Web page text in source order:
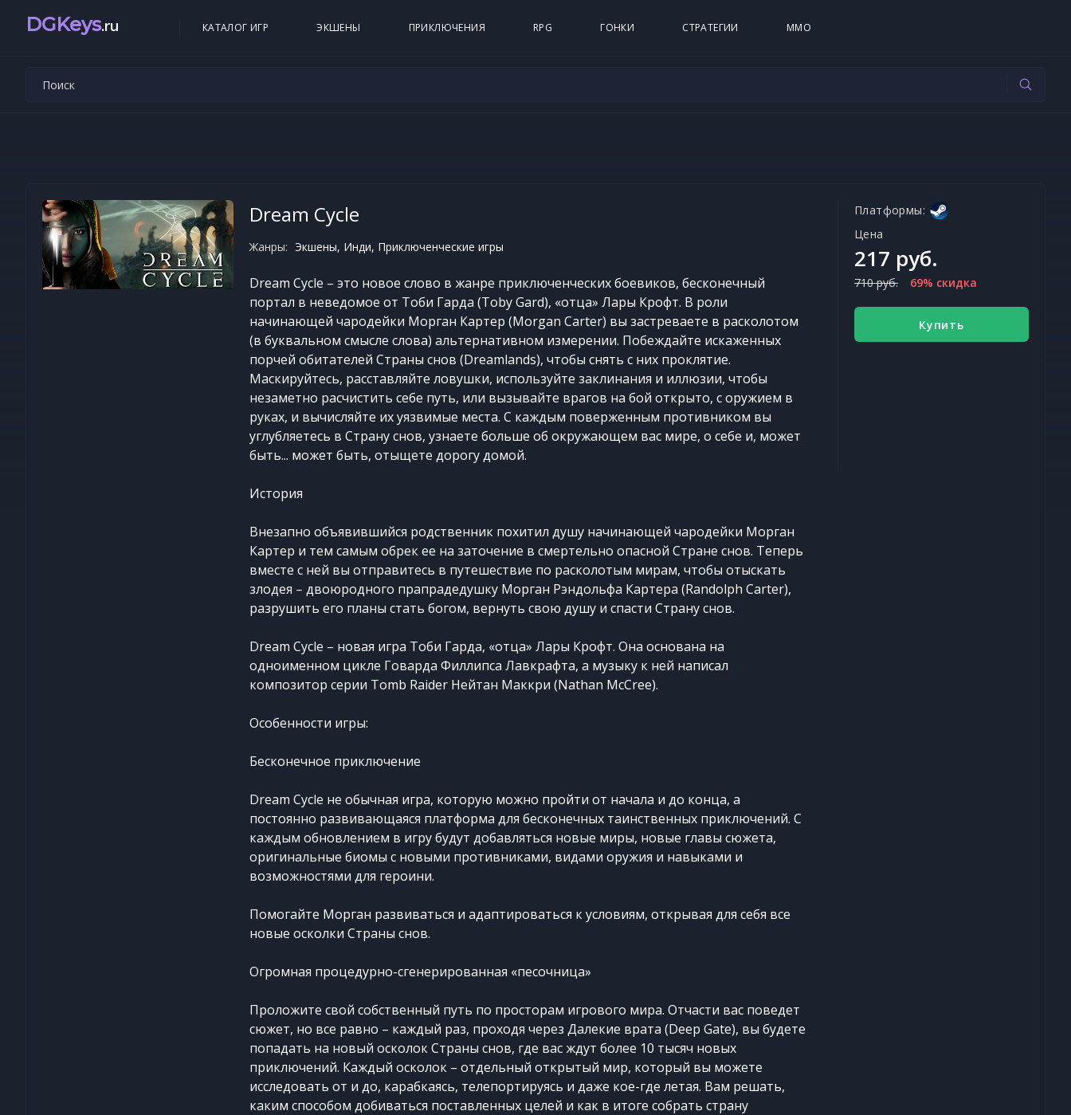
DGKeys.ru КАТАЛОГ ИГР ЭКШЕНЫ ПРИКЛЮЧЕНИЯ RPG ГОНКИ СТРАТЕГИИ MMO
Dream Cycle
Жанры: Экшены, Инди, Приключенческие игры
Dream Cycle – это новое слово в жанре приключенческих боевиков, бесконечный
портал в неведомое от Тоби Гарда (Toby Gard), «отца» Лары Крофт. В роли
начинающей чародейки Морган Картер (Morgan Carter) вы застреваете в расколотом
(в буквальном смысле слова) альтернативном измерении. Побеждайте искаженных
порчей обитателей Страны снов (Dreamlands), чтобы снять с них проклятие.
Маскируйтесь, расставляйте ловушки, используйте заклинания и иллюзии, чтобы
незаметно расчистить себе путь, или вызывайте врагов на бой открыто, с оружием в
руках, и вычисляйте их уязвимые места. С каждым поверженным противником вы
углубляетесь в Страну снов, узнаете больше об окружающем вас мире, о себе и, может
быть... может быть, отыщете дорогу домой.
История
Внезапно объявившийся родственник похитил душу начинающей чародейки Морган
Картер и тем самым обрек ее на заточение в смертельно опасной Стране снов. Теперь
вместе с ней вы отправитесь в путешествие по расколотым мирам, чтобы отыскать
злодея – двоюродного прапрадедушку Морган Рэндольфа Картера (Randolph Carter),
разрушить его планы стать богом, вернуть свою душу и спасти Страну снов.
Dream Cycle – новая игра Тоби Гарда, «отца» Лары Крофт. Она основана на
одноименном цикле Говарда Филлипса Лавкрафта, а музыку к ней написал
композитор серии Tomb Raider Нейтан Маккри (Nathan McCree).
Особенности игры:
Бесконечное приключение
Dream Cycle не обычная игра, которую можно пройти от начала и до конца, а
постоянно развивающаяся платформа для бесконечных таинственных приключений. С
каждым обновлением в игру будут добавляться новые миры, новые главы сюжета,
оригинальные биомы с новыми противниками, видами оружия и навыками и
возможностями для героини.
Помогайте Морган развиваться и адаптироваться к условиям, открывая для себя все
новые осколки Страны снов.
Огромная процедурно-сгенерированная «песочница»
Проложите свой собственный путь по просторам игрового мира. Отчасти вас поведет
сюжет, но все равно – каждый раз, проходя через Далекие врата (Deep Gate), вы будете
попадать на новый осколок Страны снов, где вас ждут более 10 тысяч новых
приключений. Каждый осколок – отдельный открытый мир, который вы можете
исследовать от и до, карабкаясь, телепортируясь и даже кое-где летая. Вам решать,
каким способом добиваться поставленных целей и как в итоге собрать страну
Платформы:
Цена
217 руб.
710 руб. 69% скидка
Купить